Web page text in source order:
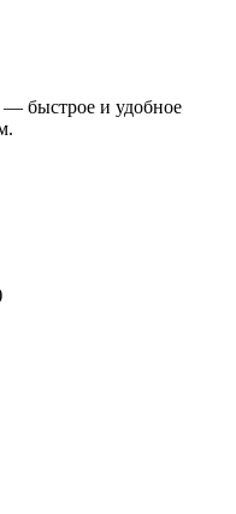
— быстрое и удобное